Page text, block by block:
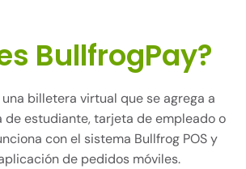
BullfrogPay?
billetera virtual que se agrega a
estudiante, tarjeta de empleado o
con el sistema Bullfrog POS y
de pedidos móviles.